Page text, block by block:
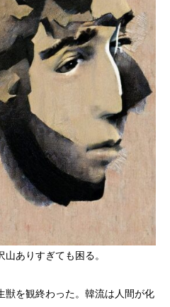
ありすぎても困る。
獣を観終わった。韓流は人間が化